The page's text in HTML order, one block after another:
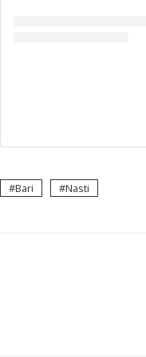
Bari Nasti